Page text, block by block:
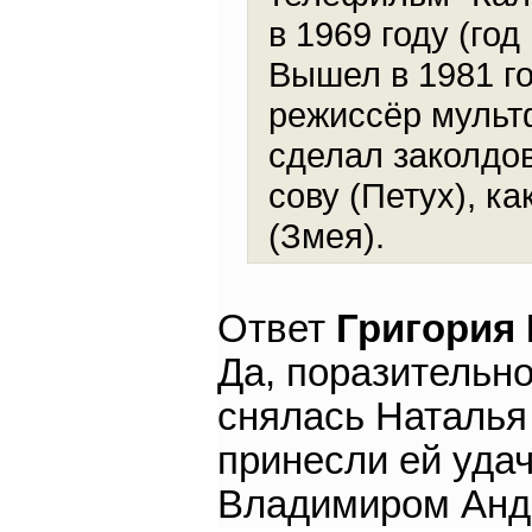
в 1969 году
Вышел в 1981
режиссёр
сделал
сову (Петух),
(Змея).
Ответ
Да,
снялась
принесли ей
Владимиром